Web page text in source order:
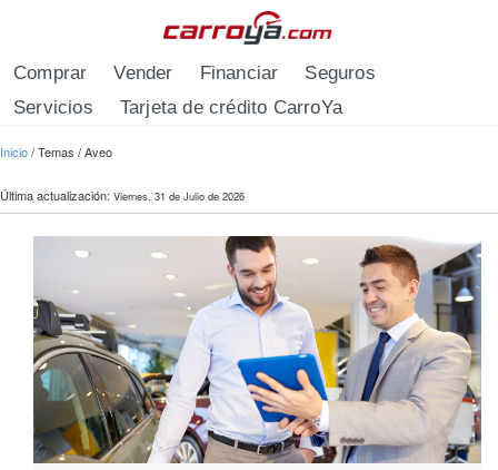
Comprar Vender Financiar
Seguros
Servicios
Tarjeta de crédito CarroYa
Se encuentra usted aquí
Inicio/Temas /Aveo
Última actualización: Viernes, 31 de Julio de 2026